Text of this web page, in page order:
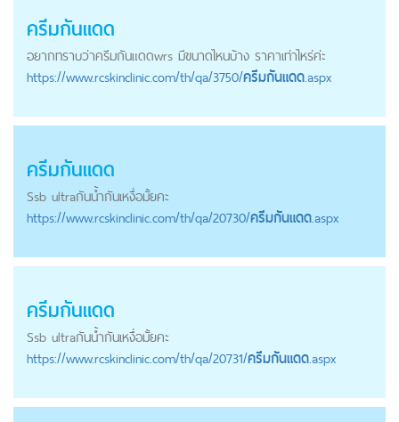
ครีมกันแดด
อยากทราบว่าครีมกันแดดwrs มีขนาดไหนบ้าง ราคาเท่าไหร่ค่ะ
https://www.rcskinclinic.com/th/qa/3750/ครีมกันแดด.aspx
ครีมกันแดด
Ssb ultraกันน้ำกันเหงื่อมั้ยคะ
https://www.rcskinclinic.com/th/qa/20730/ครีมกันแดด.aspx
ครีมกันแดด
Ssb ultraกันน้ำกันเหงื่อมั้ยคะ
https://www.rcskinclinic.com/th/qa/20731/ครีมกันแดด.aspx